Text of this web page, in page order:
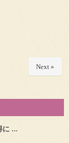
Next »
に ...